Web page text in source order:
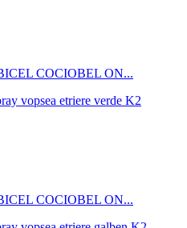
COCIOBEL ON...
vopsea etriere verde K2
COCIOBEL ON...